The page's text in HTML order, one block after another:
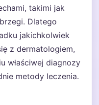
takimi jak
Dlatego
jakichkolwiek
z dermatologiem,
właściwej diagnozy
metody leczenia.